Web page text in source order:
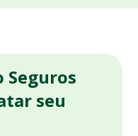
Seguros
seu